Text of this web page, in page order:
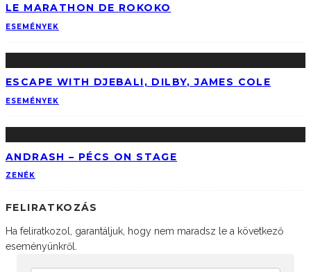
LE MARATHON DE ROKOKO
ESEMÉNYEK
ESCAPE WITH DJEBALI, DILBY, JAMES COLE
ESEMÉNYEK
ANDRASH – PÉCS ON STAGE
ZENÉK
FELIRATKOZÁS
Ha feliratkozol, garantáljuk, hogy nem maradsz le a következő
eseményünkről.